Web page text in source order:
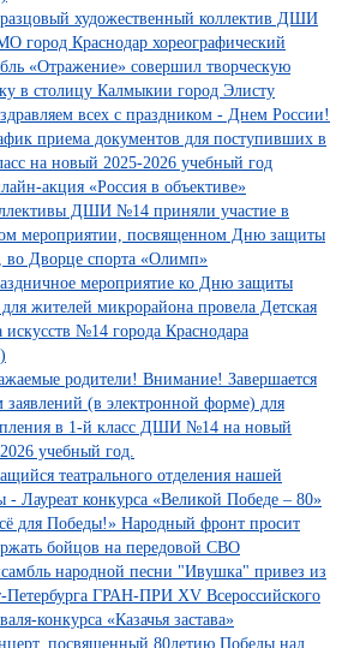
художественный коллектив ДШИ
город Краснодар хореографический
«Отражение» совершил творческую
в столицу Калмыкии город Элисту
всех с праздником - Днем России!
приема документов для поступивших в
на новый 2025-2026 учебный год
акция «Россия в объективе»
ДШИ №14 приняли участие в
мероприятии, посвященном Дню защиты
во Дворце спорта «Олимп»
мероприятие ко Дню защиты
для жителей микрорайона провела Детская
искусств №14 города Краснодара
родители! Внимание! Завершается
заявлений (в электронной форме) для
в 1-й класс ДШИ №14 на новый
учебный год.
театрального отделения нашей
- Лауреат конкурса «Великой Победе – 80»
для Победы!» Народный фронт просит
бойцов на передовой СВО
народной песни "Ивушка" привез из
Петербурга ГРАН-ПРИ XV Всероссийского
конкурса «Казачья застава»
посвященный 80летию Победы над